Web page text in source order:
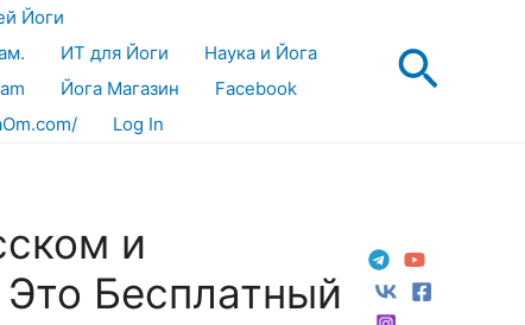
Йоги
ИТ для Йоги
Наука и Йога
Йога Магазин
Facebook
Log In
и
Бесплатный